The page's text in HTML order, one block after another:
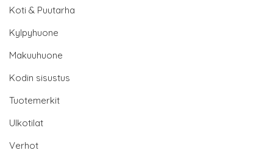
Koti & Puutarha
Kylpyhuone
Makuuhuone
Kodin sisustus
Tuotemerkit
Ulkotilat
Verhot